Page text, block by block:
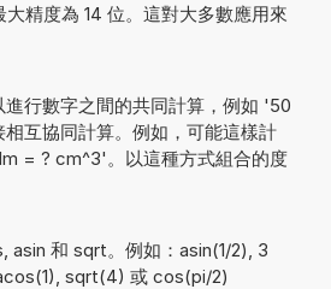
精度為 14 位。這對大多數應用來
行數字之間的共同計算，例如 '50
互協同計算。例如，可能這樣計
= ? cm^3'。以這種方式組合的度
asin 和 sqrt。例如：asin(1/2), 3
sqrt(4) 或 cos(pi/2)